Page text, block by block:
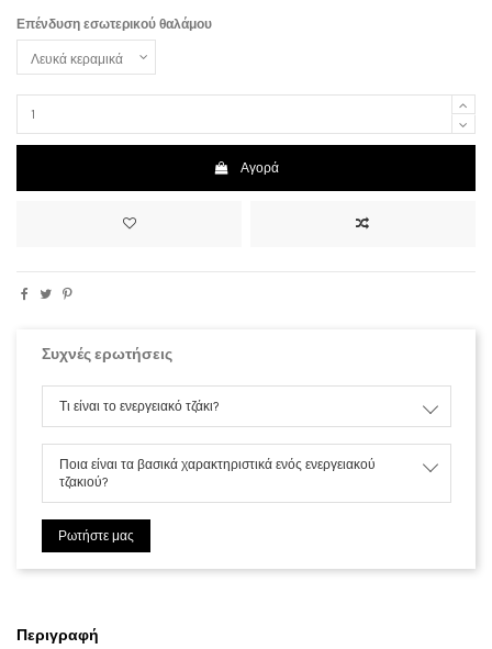
Επένδυση εσωτερικού θαλάμου
Αγορά
Συχνές ερωτήσεις
Τι είναι το ενεργειακό τζάκι?
Ποια είναι τα βασικά χαρακτηριστικά ενός ενεργειακού
τζακιού?
Ρωτήστε μας
Περιγραφή